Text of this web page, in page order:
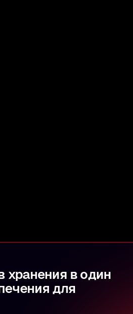
хранения в один
для